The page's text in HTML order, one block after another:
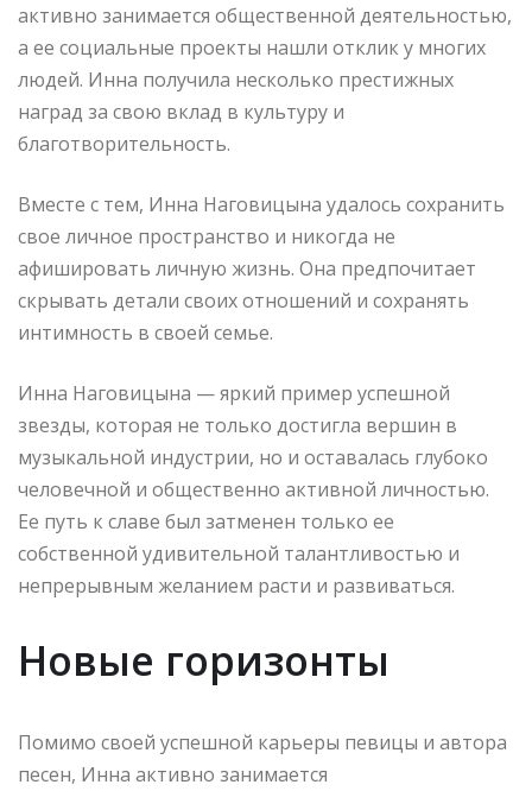
активно занимается общественной деятельностью,
а ее социальные проекты нашли отклик у многих
людей. Инна получила несколько престижных
наград за свою вклад в культуру и
благотворительность.
Вместе с тем, Инна Наговицына удалось сохранить
свое личное пространство и никогда не
афишировать личную жизнь. Она предпочитает
скрывать детали своих отношений и сохранять
интимность в своей семье.
Инна Наговицына — яркий пример успешной
звезды, которая не только достигла вершин в
музыкальной индустрии, но и оставалась глубоко
человечной и общественно активной личностью.
Ее путь к славе был затменен только ее
собственной удивительной талантливостью и
непрерывным желанием расти и развиваться.
Новые горизонты
Помимо своей успешной карьеры певицы и автора
песен, Инна активно занимается